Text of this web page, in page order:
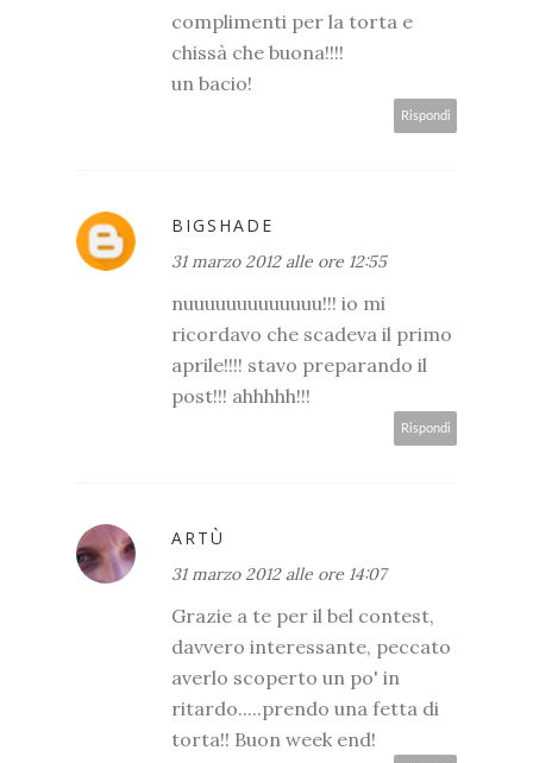
complimenti per la torta e
chissà che buona!!!!
un bacio!
Rispondi
BIGSHADE
31 marzo 2012 alle ore 12:55
nuuuuuuuuuuuuu!!! io mi
ricordavo che scadeva il primo
aprile!!!! stavo preparando il
post!!! ahhhhh!!!
Rispondi
ARTÙ
31 marzo 2012 alle ore 14:07
Grazie a te per il bel contest,
davvero interessante, peccato
averlo scoperto un po' in
ritardo.....prendo una fetta di
torta!! Buon week end!